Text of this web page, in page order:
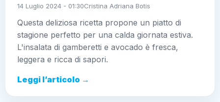
14 Luglio 2024 - 01:30Cristina Adriana Botis
Questa deliziosa ricetta propone un piatto di
stagione perfetto per una calda giornata estiva.
L'insalata di gamberetti e avocado è fresca,
leggera e ricca di sapori.
Leggi l’articolo →